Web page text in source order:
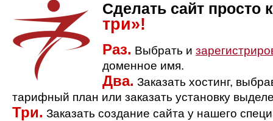
Сделать сайт просто
три»!
Раз. Выбрать и
доменное имя.
Два. Заказать хостинг,
тарифный план или заказать установку
Три. Заказать создание сайта у нашего